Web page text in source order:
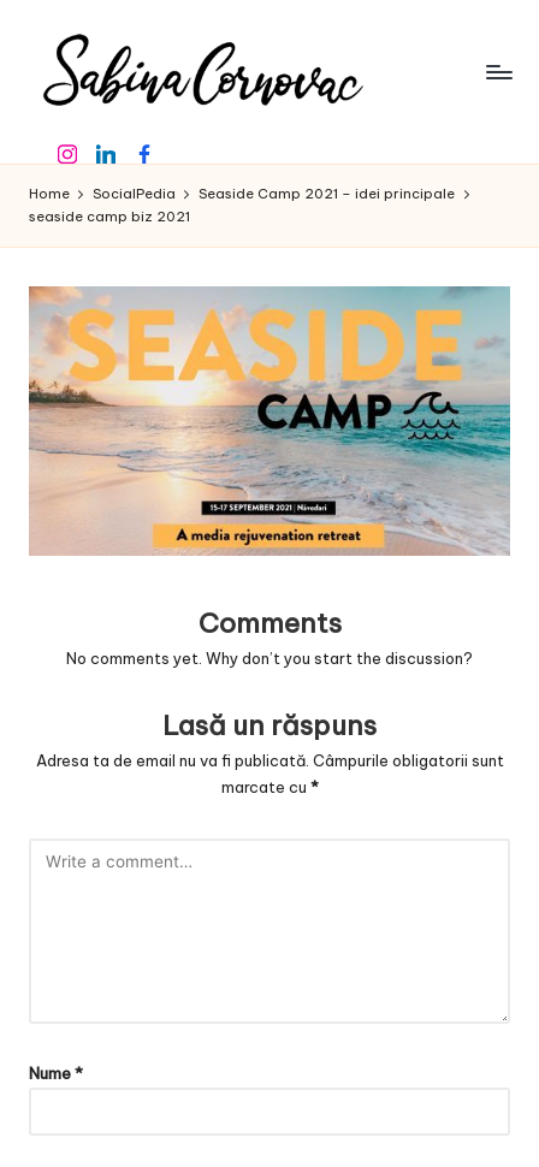
content
a
b
in
a
C
o
r
n
v
in
creator
de
conținut
de
ani
InstagramLinkedinFacebook
Home SocialPedia
Seaside Camp 2021 – idei principale
seaside camp biz 2021
Comments
No comments yet. Why don’t you start the discussion?
Lasă un răspuns
Adresa ta de email nu va fi publicată. Câmpurile obligatorii sunt
marcate cu *
Nume*